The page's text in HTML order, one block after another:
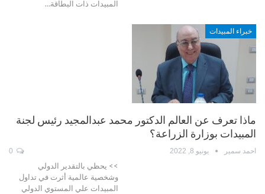
المبيدات ذات البطاقة…
خبراء المبيدات
ماذا تعرف عن العالم الدكتور محمد عبدالمجيد رئيس لجنة
المبيدات بوزارة الزراعة؟
احمد سمير يونيو 8, 2022
>> يحظي بالتقدير الدولي
وشخصية عالمية أثرت في تداول
المبيدات علي المستوي الدولي